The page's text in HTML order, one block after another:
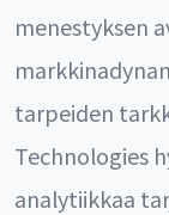
menestyksen
tarpeiden
Technologies
analytiikkaa